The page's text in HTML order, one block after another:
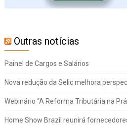
Outras notícias
Painel de Cargos e Salários
Nova redução da Selic melhora
Webinário “A Reforma Tributária na
Home Show Brazil reunirá